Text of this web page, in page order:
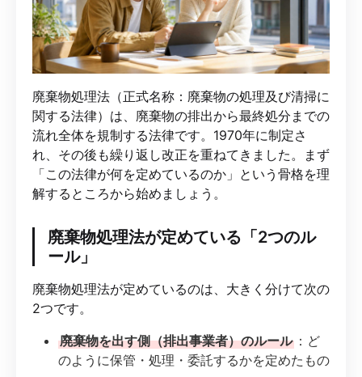
廃棄物処理法（正式名称：廃棄物の処理及び清掃に
関する法律）は、廃棄物の排出から最終処分までの
流れ全体を規制する法律です。1970年に制定さ
れ、その後も繰り返し改正を重ねてきました。まず
「この法律が何を定めているのか」という骨格を理
解するところから始めましょう。
廃棄物処理法が定めている「2つのル
ール」
廃棄物処理法が定めているのは、大きく分けて次の
2つです。
廃棄物を出す側（排出事業者）のルール ：ど
のように保管・処理・委託するかを定めたもの